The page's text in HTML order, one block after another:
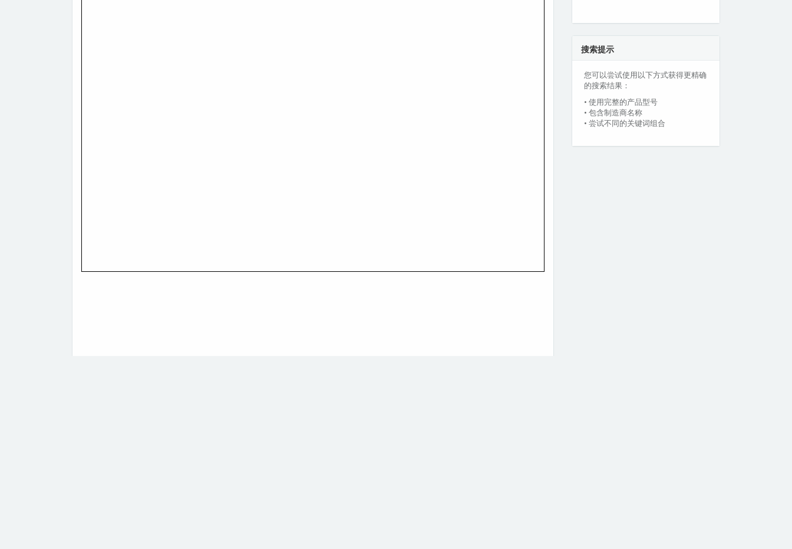
搜索提示
您可以尝试使用以下方式获得更精确
的搜索结果：
• 使用完整的产品型号
• 包含制造商名称
• 尝试不同的关键词组合